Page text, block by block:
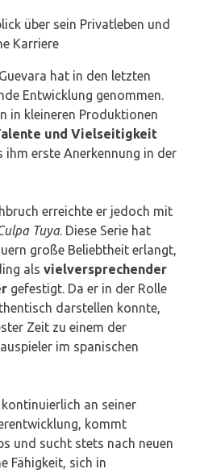
über sein Privatleben und
Karriere
hat in den letzten
Entwicklung genommen.
in kleineren Produktionen
und Vielseitigkeit
ihm erste Anerkennung in der
erreichte er jedoch mit
Tuya. Diese Serie hat
große Beliebtheit erlangt,
als vielversprechender
gefestigt. Da er in der Rolle
darstellen konnte,
Zeit zu einem der
im spanischen
an seiner
kommt
und sucht stets nach neuen
Fähigkeit, sich in